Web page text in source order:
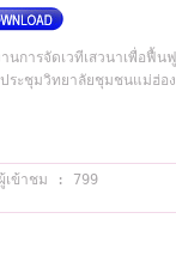
านการจัดเวทีเสวนาเพื่อ
ระชุมวิทยาลัยชุมชนแม่ฮ่อ
เข้าชม : 799